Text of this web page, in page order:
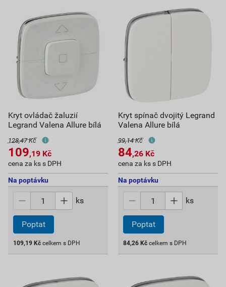
Kryt ovládač žaluzií
Legrand Valena Allure bílá
128,47 Kč
109,19 Kč
cena za ks s DPH
Na poptávku
ks
Poptat
109,19 Kč celkem s DPH
Kryt spínač dvojitý Legrand
Valena Allure bílá
99,14 Kč
84,26 Kč
cena za ks s DPH
Na poptávku
ks
Poptat
84,26 Kč celkem s DPH